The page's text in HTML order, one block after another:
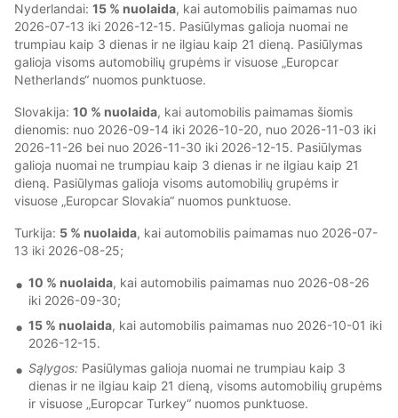
Nyderlandai: 15 % nuolaida, kai automobilis paimamas nuo
2026-07-13 iki 2026-12-15. Pasiūlymas galioja nuomai ne
trumpiau kaip 3 dienas ir ne ilgiau kaip 21 dieną. Pasiūlymas
galioja visoms automobilių grupėms ir visuose „Europcar
Netherlands“ nuomos punktuose.
Slovakija: 10 % nuolaida, kai automobilis paimamas šiomis
dienomis: nuo 2026-09-14 iki 2026-10-20, nuo 2026-11-03 iki
2026-11-26 bei nuo 2026-11-30 iki 2026-12-15. Pasiūlymas
galioja nuomai ne trumpiau kaip 3 dienas ir ne ilgiau kaip 21
dieną. Pasiūlymas galioja visoms automobilių grupėms ir
visuose „Europcar Slovakia“ nuomos punktuose.
Turkija: 5 % nuolaida, kai automobilis paimamas nuo 2026-07-
13 iki 2026-08-25;
10 % nuolaida, kai automobilis paimamas nuo 2026-08-26
iki 2026-09-30;
15 % nuolaida, kai automobilis paimamas nuo 2026-10-01 iki
2026-12-15.
Sąlygos: Pasiūlymas galioja nuomai ne trumpiau kaip 3
dienas ir ne ilgiau kaip 21 dieną, visoms automobilių grupėms
ir visuose „Europcar Turkey“ nuomos punktuose.